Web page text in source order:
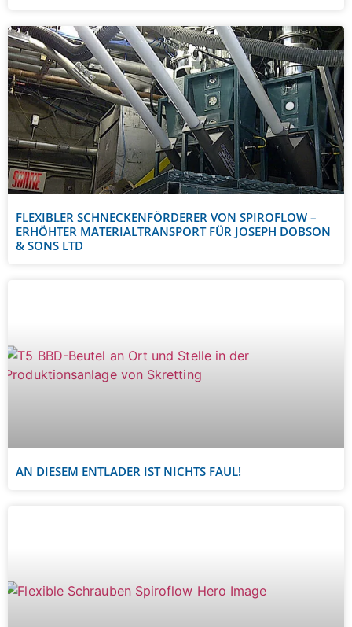
FLEXIBLER SCHNECKENFÖRDERER VON SPIROFLOW –
ERHÖHTER MATERIALTRANSPORT FÜR JOSEPH DOBSON
& SONS LTD
AN DIESEM ENTLADER IST NICHTS FAUL!